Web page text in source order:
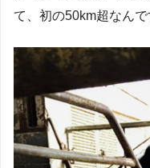
て、初の50km超なんで